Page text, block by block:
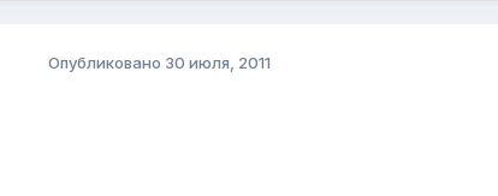
Опубликовано 30 июля, 2011